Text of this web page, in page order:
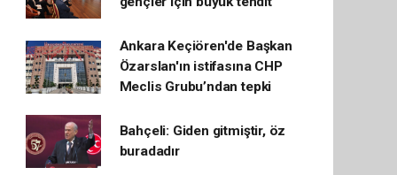
Ankara Keçiören'de Başkan
Özarslan'ın istifasına CHP
Meclis Grubu’ndan tepki
Bahçeli: Giden gitmiştir, öz
buradadır